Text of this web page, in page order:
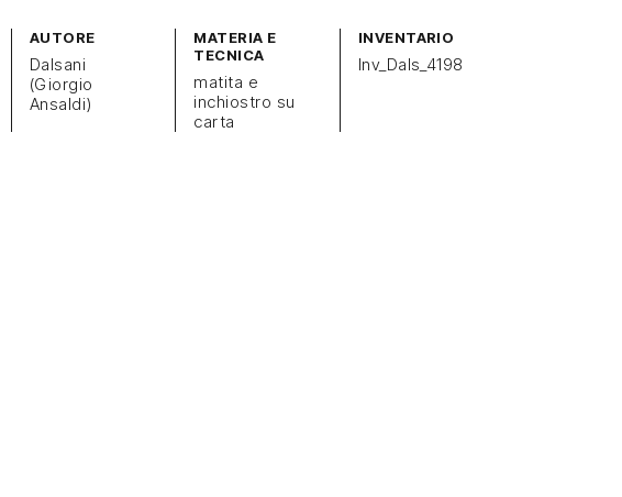
AUTORE
Dalsani
(Giorgio
Ansaldi)
MATERIA E
TECNICA
matita e
inchiostro su
carta
INVENTARIO
Inv_Dals_4198